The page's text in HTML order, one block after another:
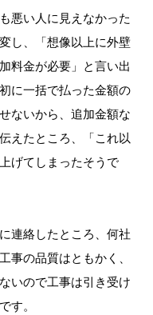
悪い人に見えなかった
し、「想像以上に外壁
料金が必要」と言い出
に一括で払った金額の
ないから、追加金額な
えたところ、「これ以
げてしまったそうで
連絡したところ、何社
事の品質はともかく、
いので工事は引き受け
す。